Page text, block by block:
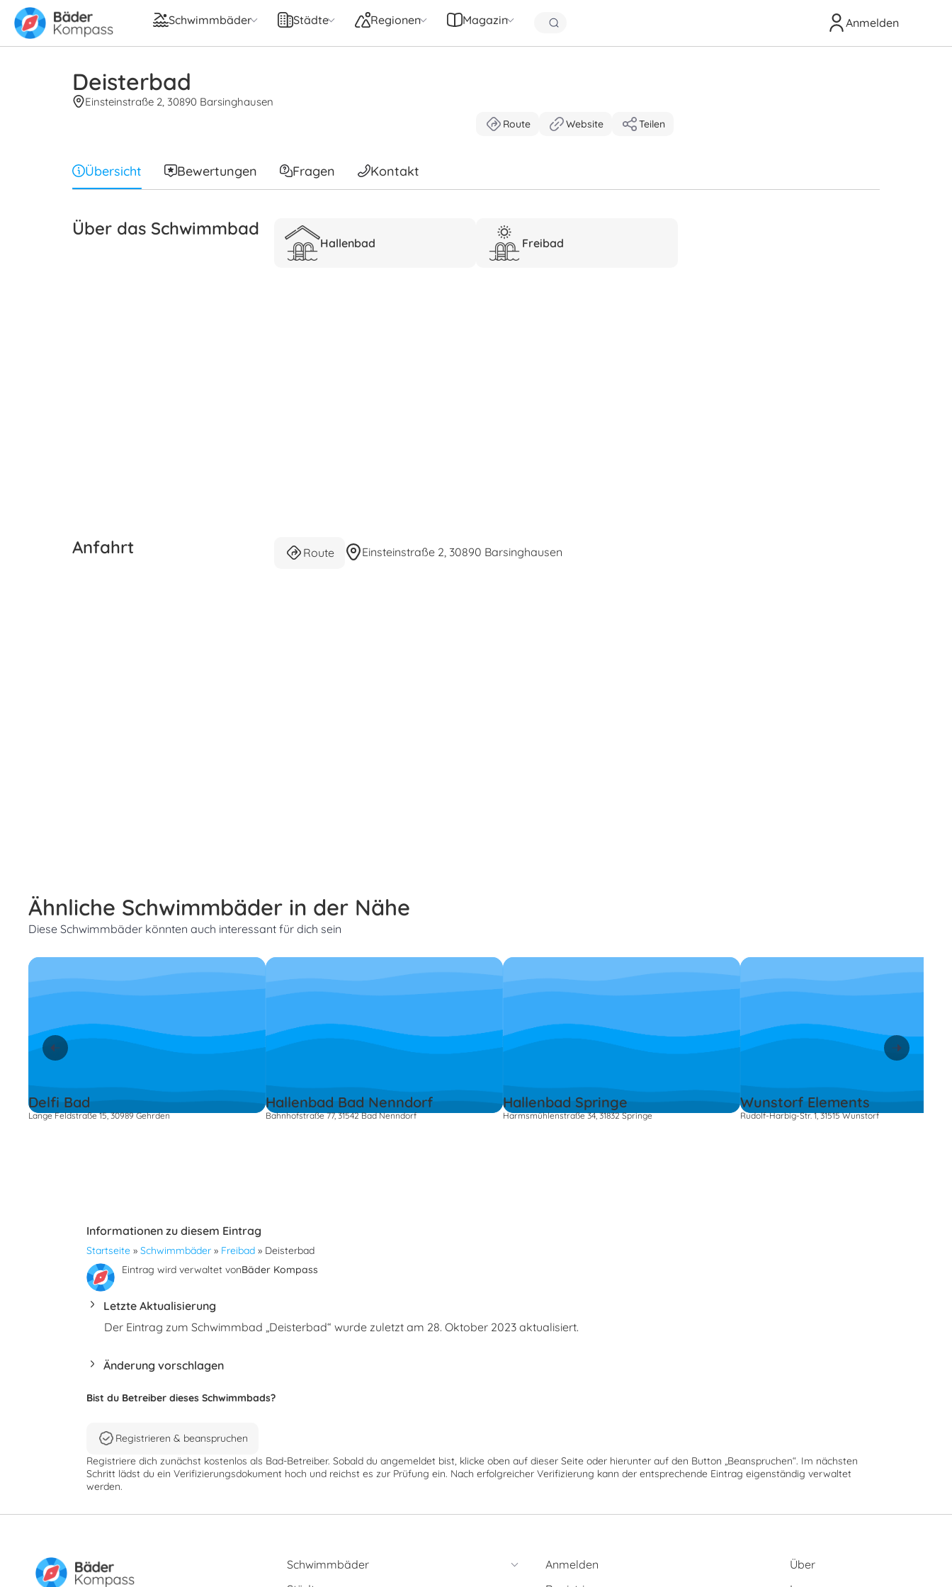
Schwimmbäder Städte Regionen Magazin Anmelden
Deisterbad
Einsteinstraße 2, 30890 Barsinghausen
Route Website Teilen
Übersicht Bewertungen Fragen Kontakt
Über das Schwimmbad
Hallenbad Freibad
Anfahrt Route Einsteinstraße 2, 30890 Barsinghausen
Ähnliche Schwimmbäder in der Nähe
Diese Schwimmbäder könnten auch interessant für dich sein
Delfi Bad
Lange Feldstraße 15, 30989 Gehrden
Hallenbad Bad Nenndorf
Bahnhofstraße 77, 31542 Bad Nenndorf
Hallenbad Springe
Harmsmühlenstraße 34, 31832 Springe
Wunstorf Elements
Rudolf-Harbig-Str. 1, 31515 Wunstorf
Informationen zu diesem Eintrag
Startseite » Schwimmbäder » Freibad » Deisterbad
Eintrag wird verwaltet vonBäder Kompass
Letzte Aktualisierung
Der Eintrag zum Schwimmbad „Deisterbad“ wurde zuletzt am 28. Oktober 2023 aktualisiert.
Änderung vorschlagen
Bist du Betreiber dieses Schwimmbads?
Registrieren & beanspruchen
Registriere dich zunächst kostenlos als Bad-Betreiber. Sobald du angemeldet bist, klicke oben auf dieser Seite oder hierunter auf den Button „Beanspruchen“. Im nächsten
Schritt lädst du ein Verifizierungsdokument hoch und reichst es zur Prüfung ein. Nach erfolgreicher Verifizierung kann der entsprechende Eintrag eigenständig verwaltet
werden.
Schwimmbäder
Anmelden
Über